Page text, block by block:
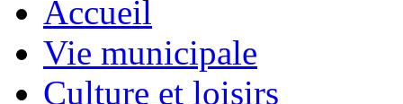
Accueil
Vie municipale
Culture et loisirs